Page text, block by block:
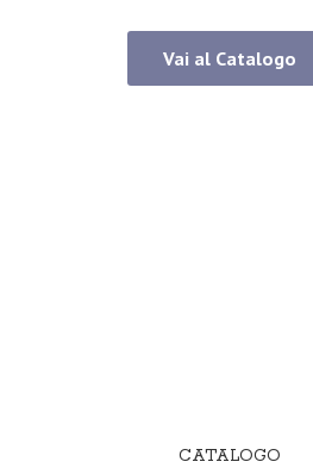
Vai al Catalogo
CATALOGO